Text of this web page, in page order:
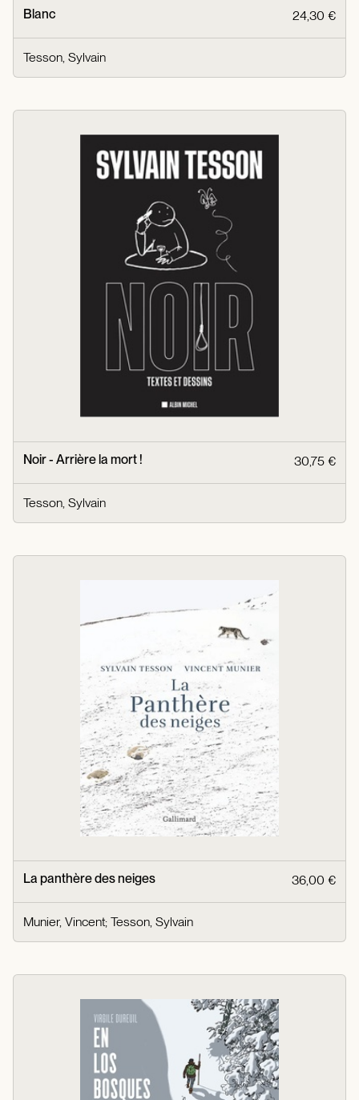
Blanc 24,30 €
Tesson, Sylvain
Noir - Arrière la mort ! 30,75 €
Tesson, Sylvain
La panthère des neiges 36,00 €
Munier, Vincent; Tesson, Sylvain